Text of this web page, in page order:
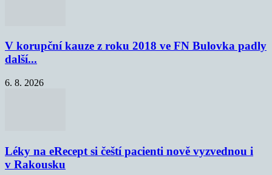
V korupční kauze z roku 2018 ve FN Bulovka padly
další...
6. 8. 2026
Léky na eRecept si čeští pacienti nově vyzvednou i
v Rakousku